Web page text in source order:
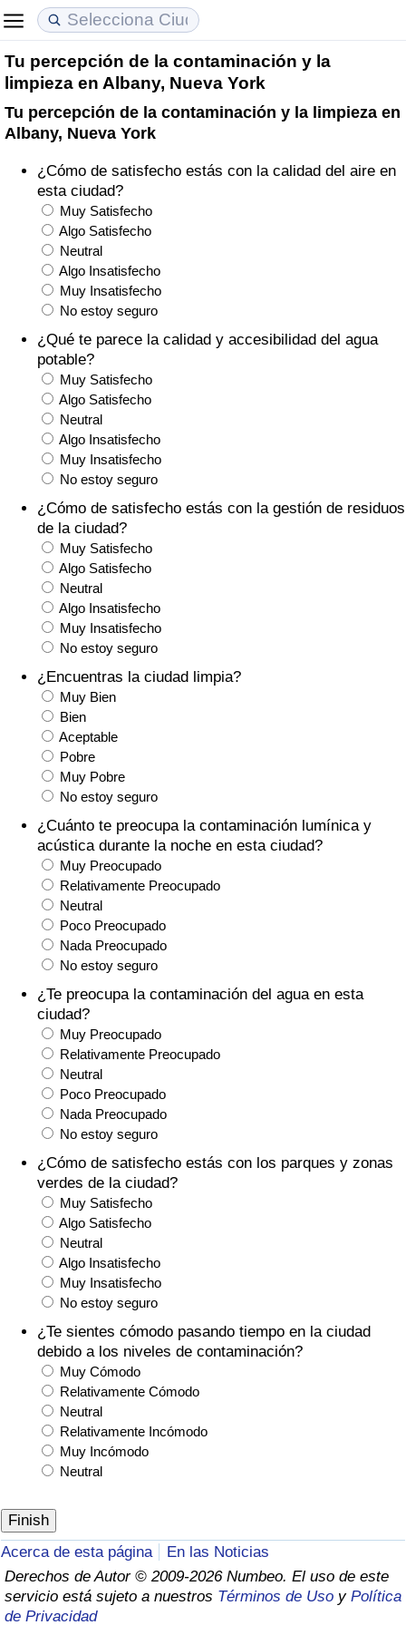
Tu percepción de la contaminación y la
limpieza en Albany, Nueva York
Tu percepción de la contaminación y la limpieza en
Albany, Nueva York
¿Cómo de satisfecho estás con la calidad del aire en
esta ciudad?
Muy Satisfecho
Algo Satisfecho
Neutral
Algo Insatisfecho
Muy Insatisfecho
No estoy seguro
¿Qué te parece la calidad y accesibilidad del agua
potable?
Muy Satisfecho
Algo Satisfecho
Neutral
Algo Insatisfecho
Muy Insatisfecho
No estoy seguro
¿Cómo de satisfecho estás con la gestión de residuos
de la ciudad?
Muy Satisfecho
Algo Satisfecho
Neutral
Algo Insatisfecho
Muy Insatisfecho
No estoy seguro
¿Encuentras la ciudad limpia?
Muy Bien
Bien
Aceptable
Pobre
Muy Pobre
No estoy seguro
¿Cuánto te preocupa la contaminación lumínica y
acústica durante la noche en esta ciudad?
Muy Preocupado
Relativamente Preocupado
Neutral
Poco Preocupado
Nada Preocupado
No estoy seguro
¿Te preocupa la contaminación del agua en esta
ciudad?
Muy Preocupado
Relativamente Preocupado
Neutral
Poco Preocupado
Nada Preocupado
No estoy seguro
¿Cómo de satisfecho estás con los parques y zonas
verdes de la ciudad?
Muy Satisfecho
Algo Satisfecho
Neutral
Algo Insatisfecho
Muy Insatisfecho
No estoy seguro
¿Te sientes cómodo pasando tiempo en la ciudad
debido a los niveles de contaminación?
Muy Cómodo
Relativamente Cómodo
Neutral
Relativamente Incómodo
Muy Incómodo
Neutral
Acerca de esta página
En las Noticias
Derechos de Autor © 2009-2026 Numbeo. El uso de este
servicio está sujeto a nuestros Términos de Uso y Política
de Privacidad
Coste de vida
Índice de Costo de Vida (Actual)
Índice de Costo de Vida
Índice de costo de vida por país
en aqaba
Precios de las propiedades
Índice de Precios de Inmuebles (Actual)
Índice de Precios de Inmuebles
Índice de Precios de Inmuebles por País
Calidad de Vida
Índice de Calidad de Vida
Índice de Calidad de Vida (Actual)
Índice de calidad de vida por país
Delincuencia
Calificación del Índice de Criminalidad
(Actual)
Índice de Criminalidad
Índice de criminalidad por país
Sanidad
Índice de Sanidad (Actual)
Índice de Sanidad
Índice de Sanidad por País
Contaminación
Índice de Contaminación (Actual)
Índice de contaminación
Índice de Contaminación por País
Tráfico
Índice de Tráfico
Índice de Tráfico (Actual)
Índice de Tráfico por País